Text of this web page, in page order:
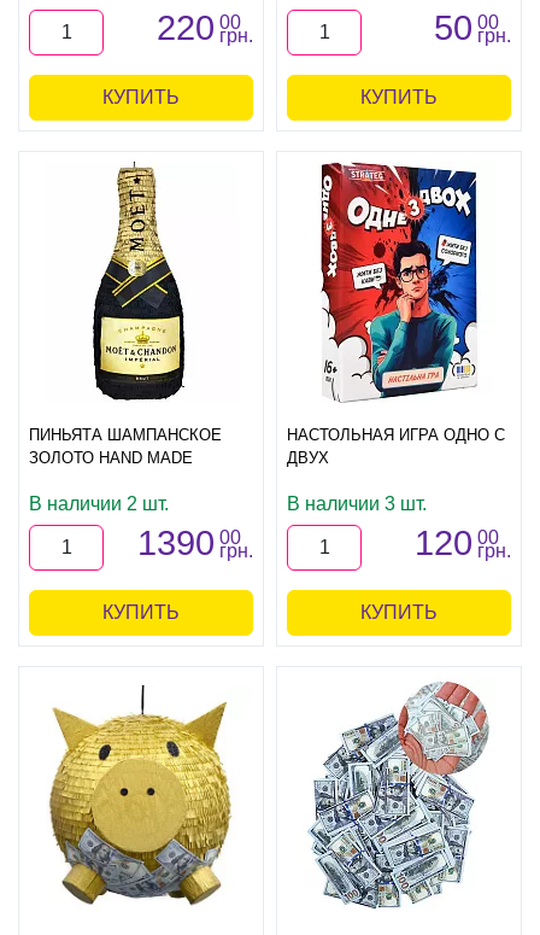
220 00
грн.
КУПИТЬ
50 00
грн.
КУПИТЬ
ПИНЬЯТА ШАМПАНСКОЕ
ЗОЛОТО HAND MADE
В наличии 2 шт.
1390 00
грн.
КУПИТЬ
НАСТОЛЬНАЯ ИГРА ОДНО С
ДВУХ
В наличии 3 шт.
120 00
грн.
КУПИТЬ